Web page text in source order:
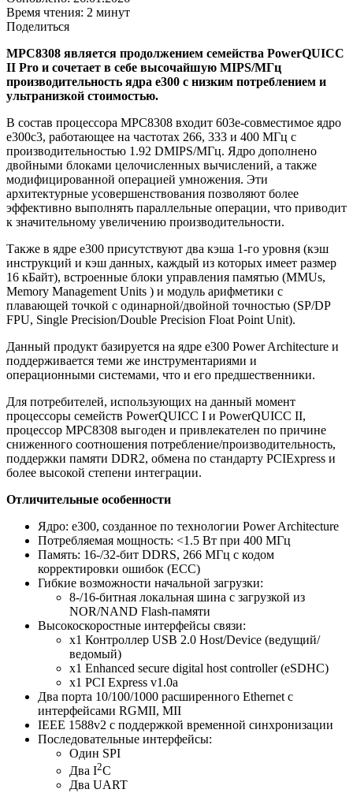
Время чтения: 2 минут
Поделиться
MPC8308 является продолжением семейства PowerQUICC
II Pro и сочетает в себе высочайшую MIPS/МГц
производительность ядра e300 с низким потреблением и
ультранизкой стоимостью.
В состав процессора MPC8308 входит 603e-совместимое ядро
e300c3, работающее на частотах 266, 333 и 400 МГц с
производительностью 1.92 DMIPS/МГц. Ядро дополнено
двойными блоками целочисленных вычислений, а также
модифицированной операцией умножения. Эти
архитектурные усовершенствования позволяют более
эффективно выполнять параллельные операции, что приводит
к значительному увеличению производительности.
Также в ядре e300 присутствуют два кэша 1-го уровня (кэш
инструкций и кэш данных, каждый из которых имеет размер
16 кБайт), встроенные блоки управления памятью (MMUs,
Memory Management Units ) и модуль арифметики с
плавающей точкой с одинарной/двойной точностью (SP/DP
FPU, Single Precision/Double Precision Float Point Unit).
Данный продукт базируется на ядре e300 Power Architecture и
поддерживается теми же инструментариями и
операционными системами, что и его предшественники.
Для потребителей, использующих на данный момент
процессоры семейств PowerQUICC I и PowerQUICC II,
процессор MPC8308 выгоден и привлекателен по причине
сниженного соотношения потребление/производительность,
поддержки памяти DDR2, обмена по стандарту PCIExpress и
более высокой степени интеграции.
Отличительные особенности
Ядро: e300, созданное по технологии Power Architecture
Потребляемая мощность: <1.5 Вт при 400 МГц
Память: 16-/32-бит DDRS, 266 МГц с кодом
корректировки ошибок (ECC)
Гибкие возможности начальной загрузки:
8-/16-битная локальная шина с загрузкой из
NOR/NAND Flash-памяти
Высокоскоростные интерфейсы связи:
x1 Контроллер USB 2.0 Host/Device (ведущий/
ведомый)
x1 Enhanced secure digital host controller (eSDHC)
x1 PCI Express v1.0a
Два порта 10/100/1000 расширенного Ethernet с
интерфейсами RGMII, MII
IEEE 1588v2 с поддержкой временной синхронизации
Последовательные интерфейсы:
Один SPI
Два I2C
Два UART